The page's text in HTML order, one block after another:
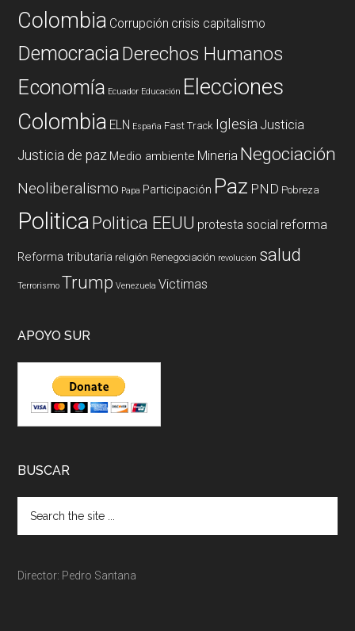
Colombia Corrupción crisis capitalismo
DemocraciaDerechos Humanos
Economía Ecuador Educación Elecciones
Colombia ELN España Fast Track Iglesia Justicia
Justicia de paz Medio ambiente Mineria Negociación
Neoliberalismo Papa Participación Paz PND Pobreza
PoliticaPolitica EEUU protesta social reforma
Reforma tributaria religión Renegociación revolucion salud
Terrorismo Trump Venezuela Victimas
APOYO SUR
BUSCAR
Director: Pedro Santana